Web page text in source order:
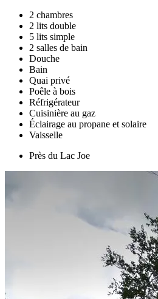
2 chambres
2 lits double
5 lits simple
2 salles de bain
Douche
Bain
Quai privé
Poêle à bois
Réfrigérateur
Cuisinière au gaz
Éclairage au propane et solaire
Vaisselle
Près du Lac Joe